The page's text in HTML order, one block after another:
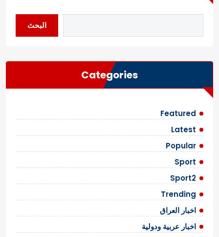
البحث
Categories
Featured
Latest
Popular
Sport
Sport2
Trending
اخبار العراق
اخبار عربية ودولية